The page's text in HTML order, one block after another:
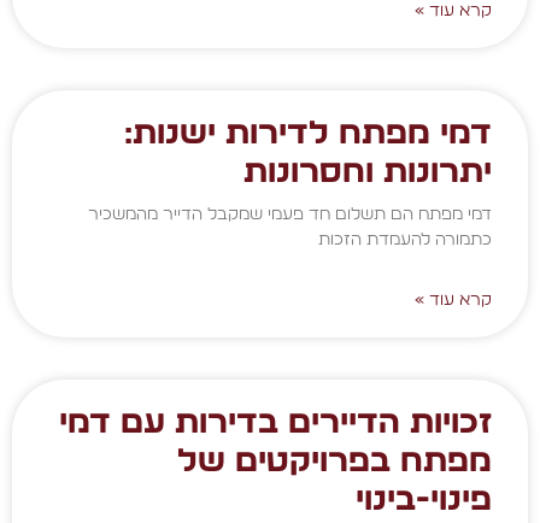
קרא עוד »
דמי מפתח לדירות ישנות:
יתרונות וחסרונות
דמי מפתח הם תשלום חד פעמי שמקבל הדייר מהמשכיר
כתמורה להעמדת הזכות
קרא עוד »
זכויות הדיירים בדירות עם דמי
מפתח בפרויקטים של
פינוי-בינוי